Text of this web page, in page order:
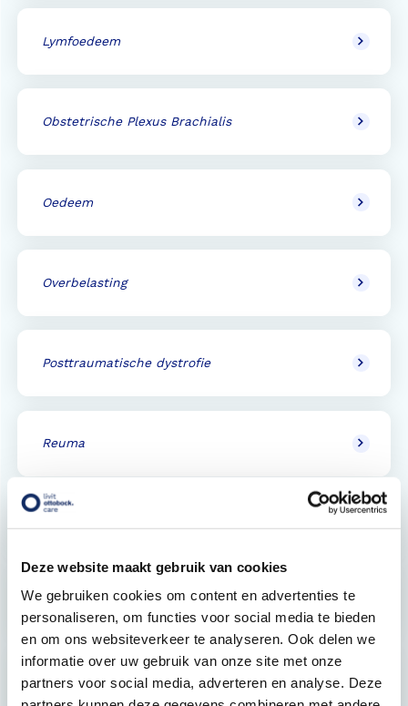
Deze website maakt gebruik van cookies
We gebruiken cookies om content en advertenties te
personaliseren, om functies voor social media te bieden
en om ons websiteverkeer te analyseren. Ook delen we
informatie over uw gebruik van onze site met onze
partners voor social media, adverteren en analyse. Deze
Lymfoedeem
Obstetrische Plexus Brachialis
Oedeem
Overbelasting
Posttraumatische dystrofie
Reuma
Spasmen van de pols en hand
Verstuiking